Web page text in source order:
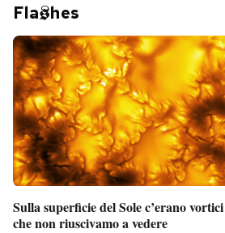
Fla hes
Sulla superficie del Sole c’erano vortici
che non riuscivamo a vedere